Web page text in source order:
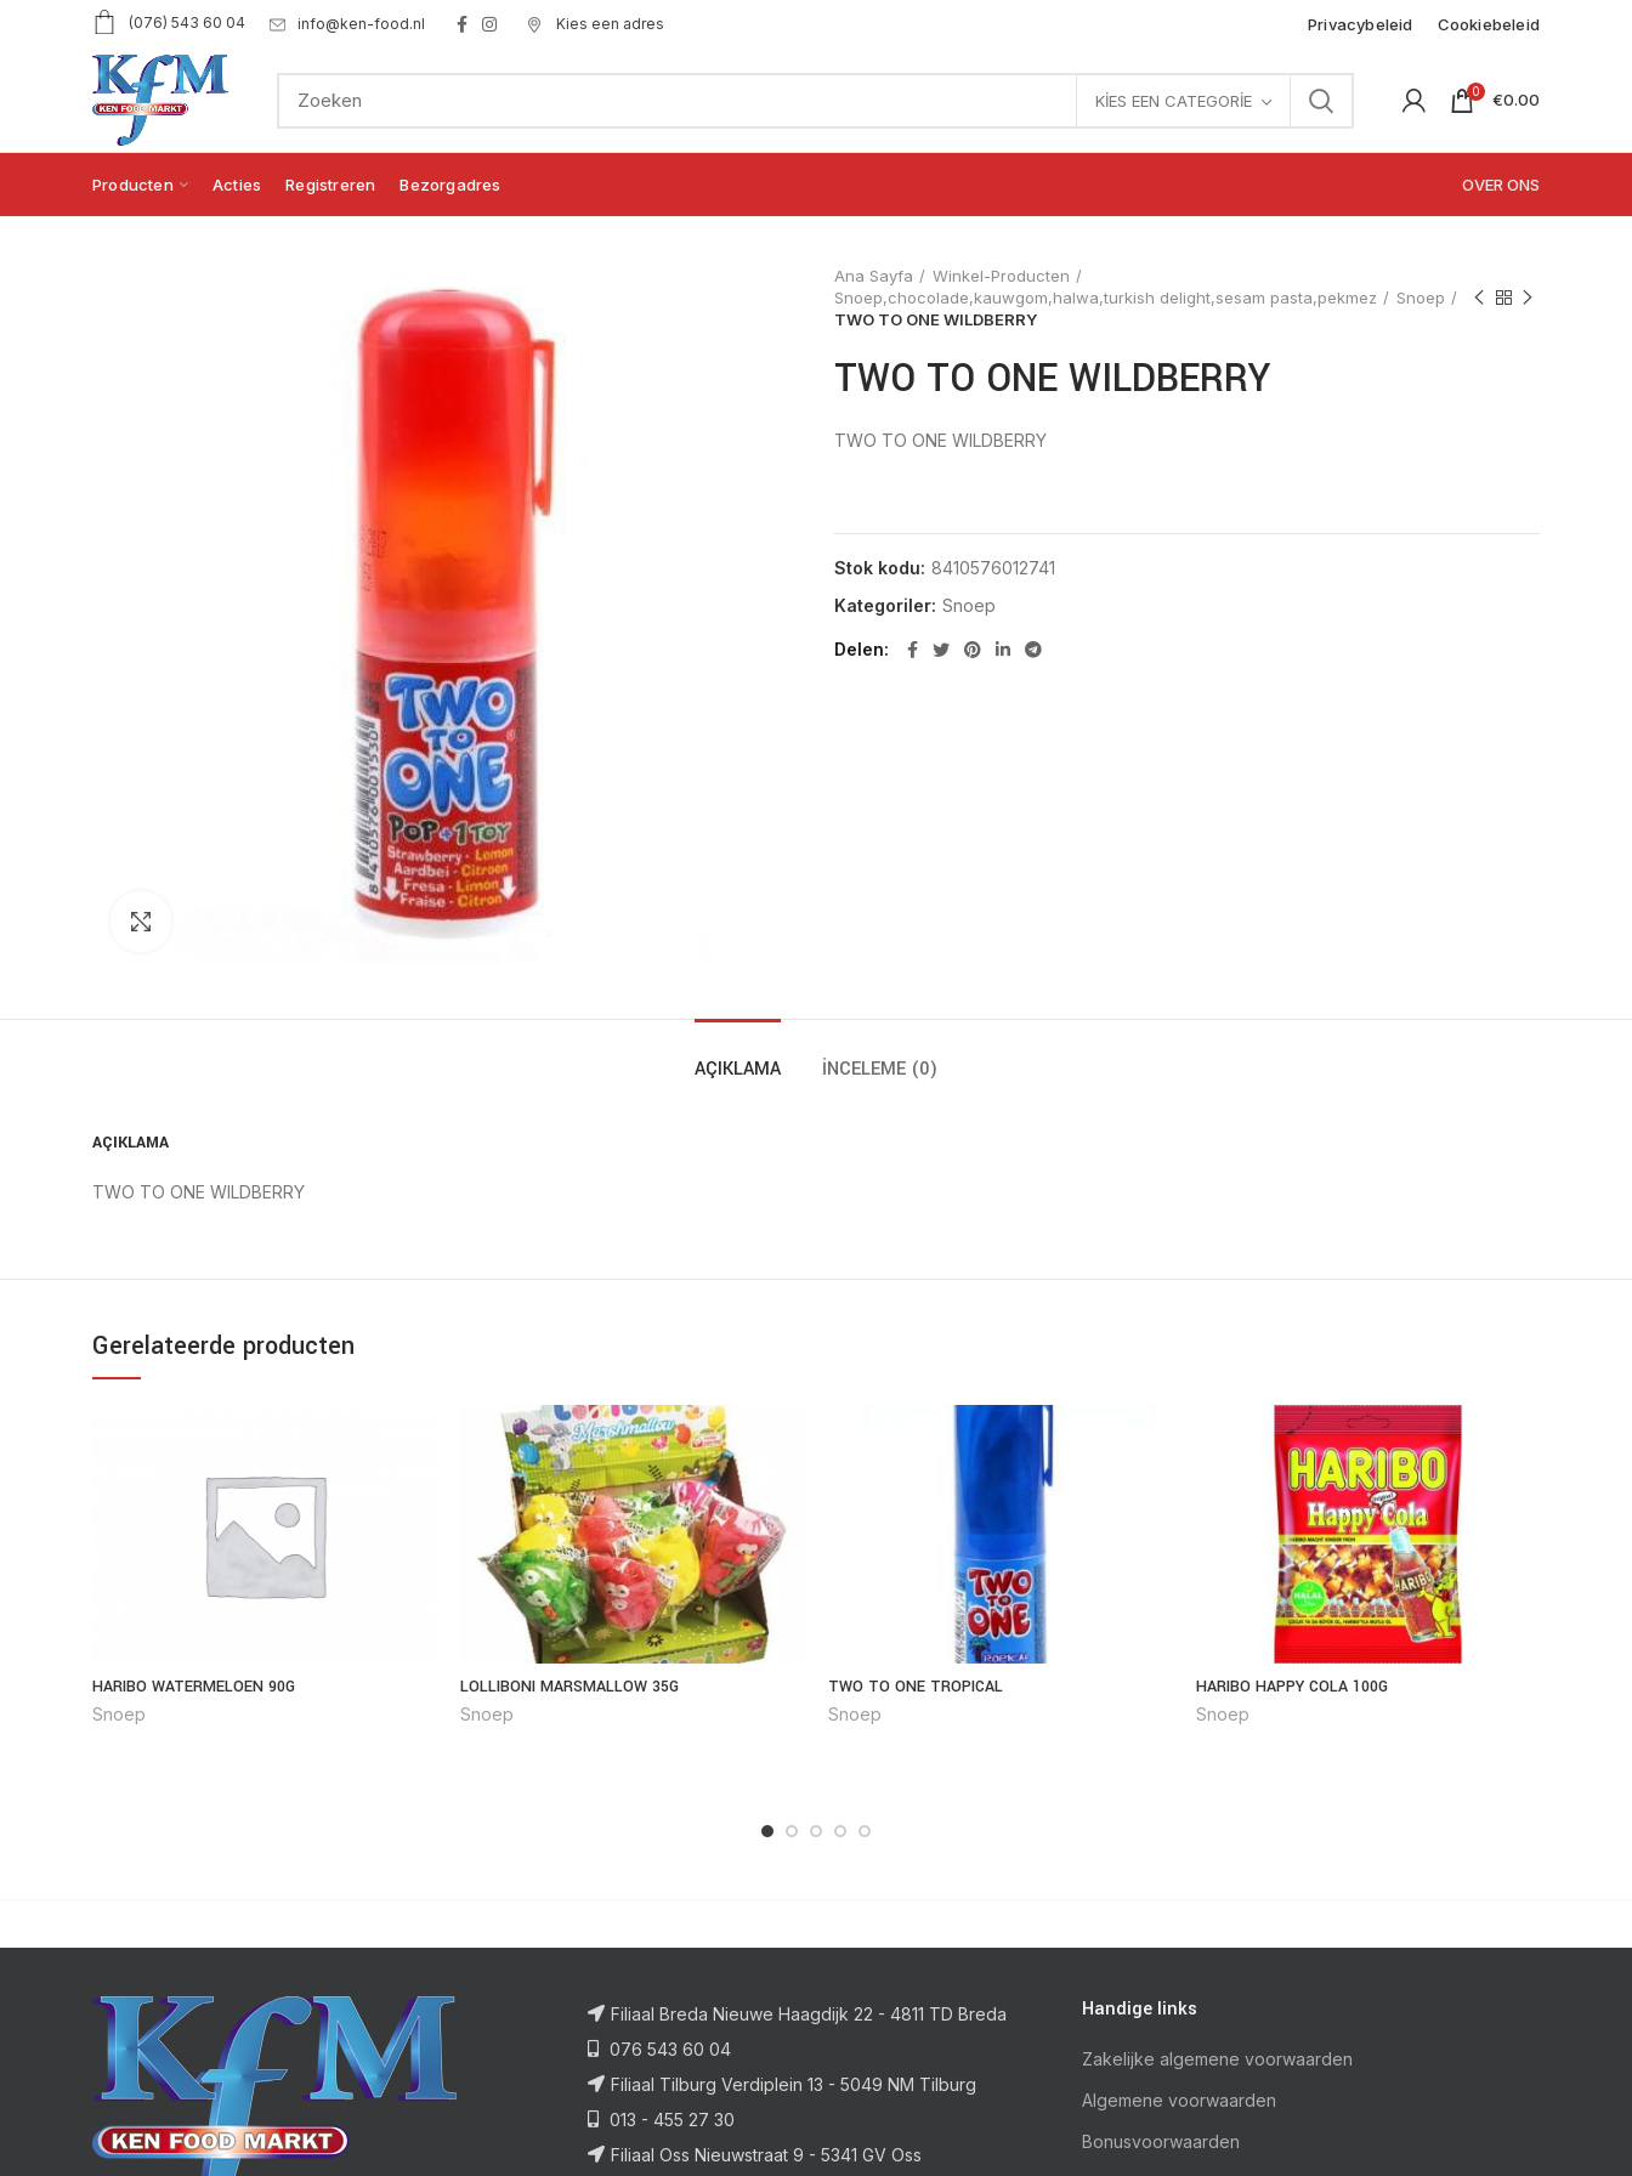
(076) 543 60 04 info@ken-food.nl Kies een adres Privacybeleid Cookiebeleid
KIES EEN CATEGORIE 0 €0.00
Producten Acties Registreren Bezorgadres OVER ONS
Ana Sayfa
Winkel-Producten
Snoep,chocolade,kauwgom,halwa,turkish delight,sesam pasta,pekmez
Snoep
TWO TO ONE WILDBERRY
TWO TO ONE WILDBERRY
TWO TO ONE WILDBERRY
Stok kodu: 8410576012741
Kategoriler: Snoep
Delen
AÇIKLAMA İNCELEME (0)
AÇIKLAMA
TWO TO ONE WILDBERRY
Gerelateerde producten
HARIBO WATERMELOEN 90G
Snoep
LOLLIBONI MARSMALLOW 35G
Snoep
TWO TO ONE TROPICAL
Snoep
HARIBO HAPPY COLA 100G
Snoep
Filiaal Breda Nieuwe Haagdijk 22 - 4811 TD Breda
076 543 60 04
Filiaal Tilburg Verdiplein 13 - 5049 NM Tilburg
013 - 455 27 30
Filiaal Oss Nieuwstraat 9 - 5341 GV Oss
Handige links
Zakelijke algemene voorwaarden
Algemene voorwaarden
Bonusvoorwaarden